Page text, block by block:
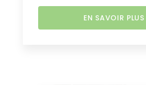
EN SAVOIR PLUS